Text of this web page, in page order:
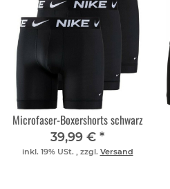
Microfaser-Boxershorts schwarz
39,99 € *
inkl. 19% USt. , zzgl. Versand